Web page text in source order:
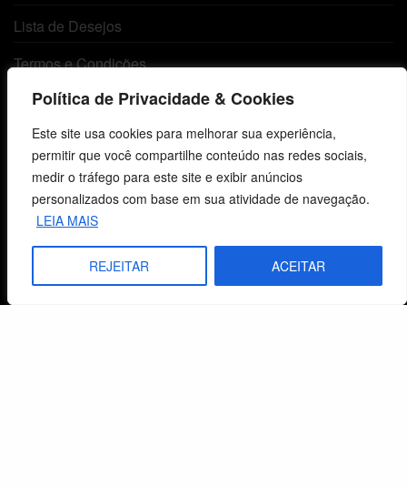
Política de Privacidade & Cookies
Este site usa cookies para melhorar sua experiência,
permitir que você compartilhe conteúdo nas redes sociais,
medir o tráfego para este site e exibir anúncios
personalizados com base em sua atividade de navegação.
LEIA MAIS
REJEITAR ACEITAR
Lista de Desejos
Termos e Condições
Centro de Estudos Bíblicos
CNPJ: 29.832.607/0001-10
São Leopoldo, RS, Brasil
Fale Conosco